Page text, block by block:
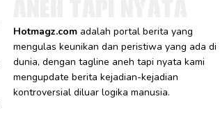
Hotmagz.comadalah portal berita yang
mengulas keunikan dan peristiwa yang ada di
dunia, dengan tagline aneh tapi nyata kami
mengupdate berita kejadian-kejadian
kontroversial diluar logika manusia.